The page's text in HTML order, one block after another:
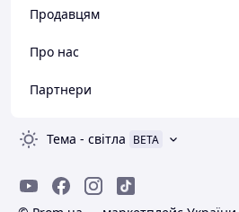
Продавцям
Про нас
Партнери
Тема - світла BETA